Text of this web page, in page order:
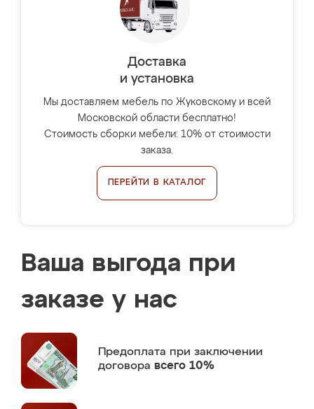
Доставка
и установка
Мы доставляем мебель по Жуковскому и всей
Московской области бесплатно!
Стоимость сборки мебели: 10% от стоимости
заказа.
ПЕРЕЙТИ В КАТАЛОГ
Ваша выгода при
заказе у нас
Предоплата при заключении
договора всего 10%